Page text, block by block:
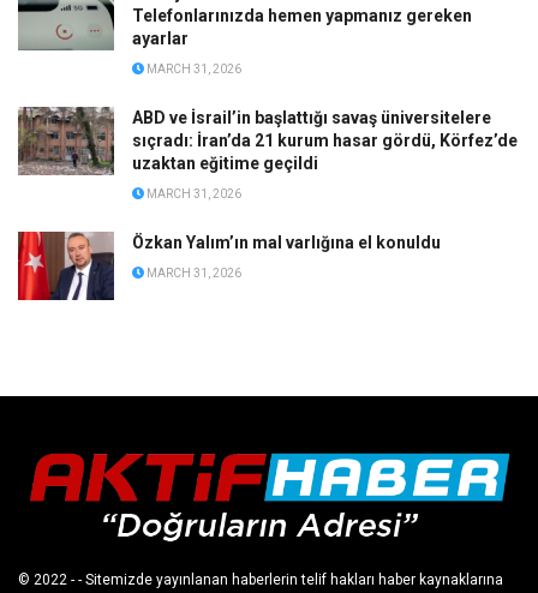
Telefonlarınızda hemen yapmanız gereken
ayarlar
MARCH 31, 2026
ABD ve İsrail’in başlattığı savaş üniversitelere
sıçradı: İran’da 21 kurum hasar gördü, Körfez’de
uzaktan eğitime geçildi
MARCH 31, 2026
Özkan Yalım’ın mal varlığına el konuldu
MARCH 31, 2026
© 2022 - - Sitemizde yayınlanan haberlerin telif hakları haber kaynaklarına